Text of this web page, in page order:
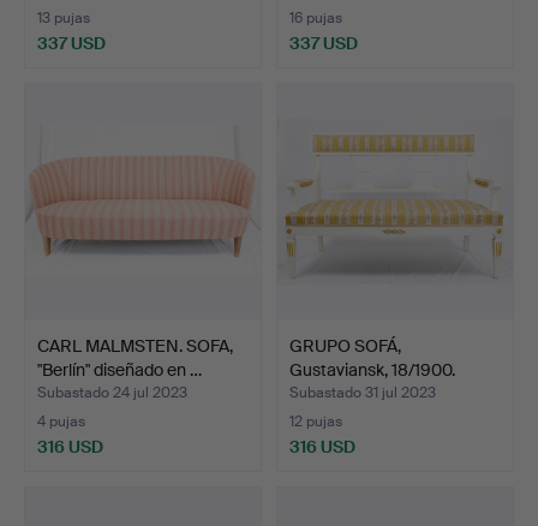
13 pujas
337 USD
16 pujas
337 USD
CARL MALMSTEN. SOFA,
"Berlín" diseñado en …
Subastado 24 jul 2023
4 pujas
316 USD
GRUPO SOFÁ,
Gustaviansk, 18/1900.
Subastado 31 jul 2023
12 pujas
316 USD